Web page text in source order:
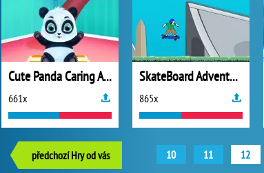
Cute Panda Caring And Dre
661x
SkateBoard Adventures
865x
předchozí Hry od vás 10 11 12